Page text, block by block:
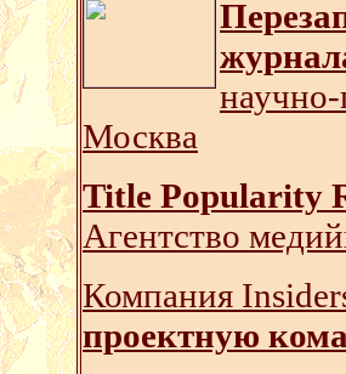
Москва
Title Popularity
Агентство
Компания
проектную